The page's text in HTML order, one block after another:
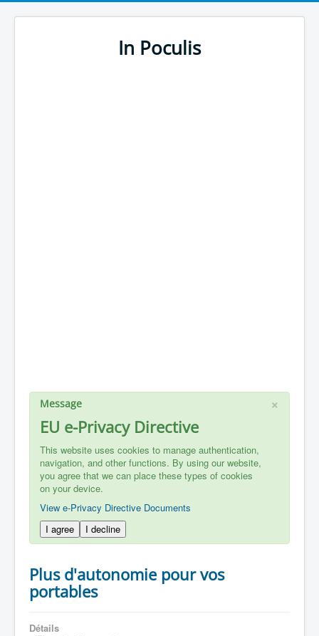
In Poculis
×
Message
EU e-Privacy Directive
This website uses cookies to manage authentication,
navigation, and other functions. By using our website,
you agree that we can place these types of cookies
on your device.
View e-Privacy Directive Documents
I agree
I decline
Plus d'autonomie pour vos
portables
Détails